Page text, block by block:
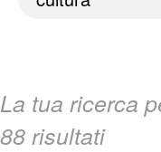
La tua ricerca
88 risultati